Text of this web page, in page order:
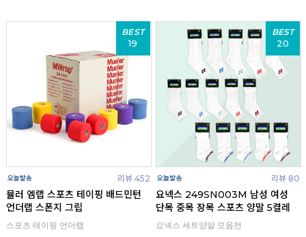
BEST
19
리뷰 452
뮬러 엠랩 스포츠 테이핑 배드민턴
언더랩 스폰지 그립
스포츠 테이핑 언더랩
BEST
20
리뷰 80
요넥스 249SN003M 남성 여성
단목 중목 장목 스포츠 양말 5켤레
요넥스 세트양말 모음전